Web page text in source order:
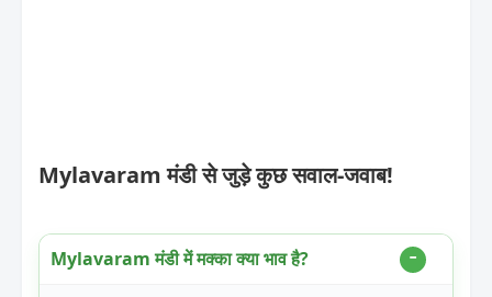
Mylavaram मंडी से जुड़े कुछ सवाल-जवाब!
Mylavaram मंडी में मक्का क्या भाव है?